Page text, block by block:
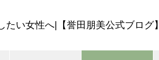
い女性へ|【誉田朋美公式ブログ】